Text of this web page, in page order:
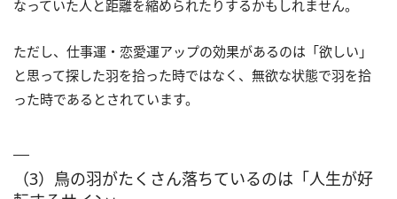
なっていた人と距離を縮められたりするかもしれません。
ただし、仕事運・恋愛運アップの効果があるのは「欲しい」
と思って探した羽を拾った時ではなく、無欲な状態で羽を拾
った時であるとされています。
（3）鳥の羽がたくさん落ちているのは「人生が好